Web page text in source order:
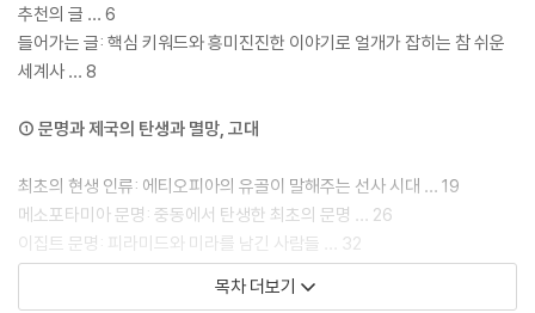
―임소미(유튜브 인문교양 채널 《쏨작가의 지식사전》 운영자)
추천의 글 … 6
들어가는 글: 핵심 키워드와 흥미진진한 이야기로 얼개가 잡히는 참 쉬운
세계사 … 8
① 문명과 제국의 탄생과 멸망, 고대
최초의 현생 인류: 에티오피아의 유골이 말해주는 선사 시대 … 19
메소포타미아 문명: 중동에서 탄생한 최초의 문명 … 26
이집트 문명: 피라미드와 미라를 남긴 사람들 … 32
인더스 문명: 돌에 새겨진 인도의 역사 … 38
히타이트 제국: 최초의 강력한 무장 국가 … 43
목차 더보기